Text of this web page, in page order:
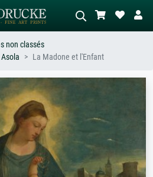
–
Décrivez la scène – ex. prairie verte,
abstrait avec beaucoup de rouge,
tableau sombre, nu debout près d'un
arbre.
non classés
La Madone et l'Enfant